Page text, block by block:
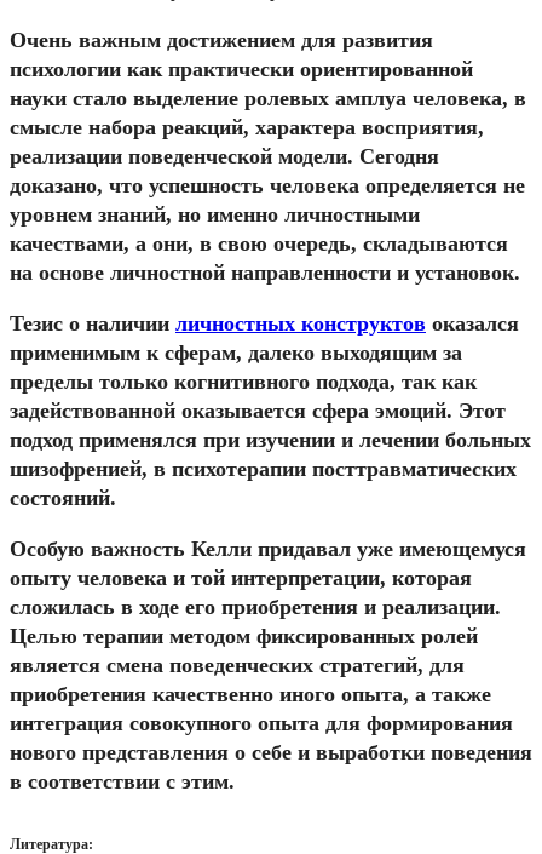
Очень важным достижением для развития
психологии как практически ориентированной
науки стало выделение ролевых амплуа человека, в
смысле набора реакций, характера восприятия,
реализации поведенческой модели. Сегодня
доказано, что успешность человека определяется не
уровнем знаний, но именно личностными
качествами, а они, в свою очередь, складываются
на основе личностной направленности и установок.
Тезис о наличии личностных конструктов оказался
применимым к сферам, далеко выходящим за
пределы только когнитивного подхода, так как
задействованной оказывается сфера эмоций. Этот
подход применялся при изучении и лечении больных
шизофренией, в психотерапии посттравматических
состояний.
Особую важность Келли придавал уже имеющемуся
опыту человека и той интерпретации, которая
сложилась в ходе его приобретения и реализации.
Целью терапии методом фиксированных ролей
является смена поведенческих стратегий, для
приобретения качественно иного опыта, а также
интеграция совокупного опыта для формирования
нового представления о себе и выработки поведения
в соответствии с этим.
Литература: